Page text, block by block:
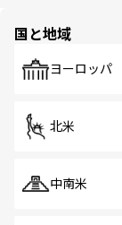
で、
国と地域
ヨーロッパ
北米
中南米